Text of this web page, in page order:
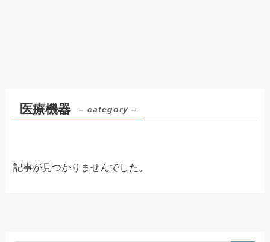
医療機器 – category –
記事が見つかりませんでした。